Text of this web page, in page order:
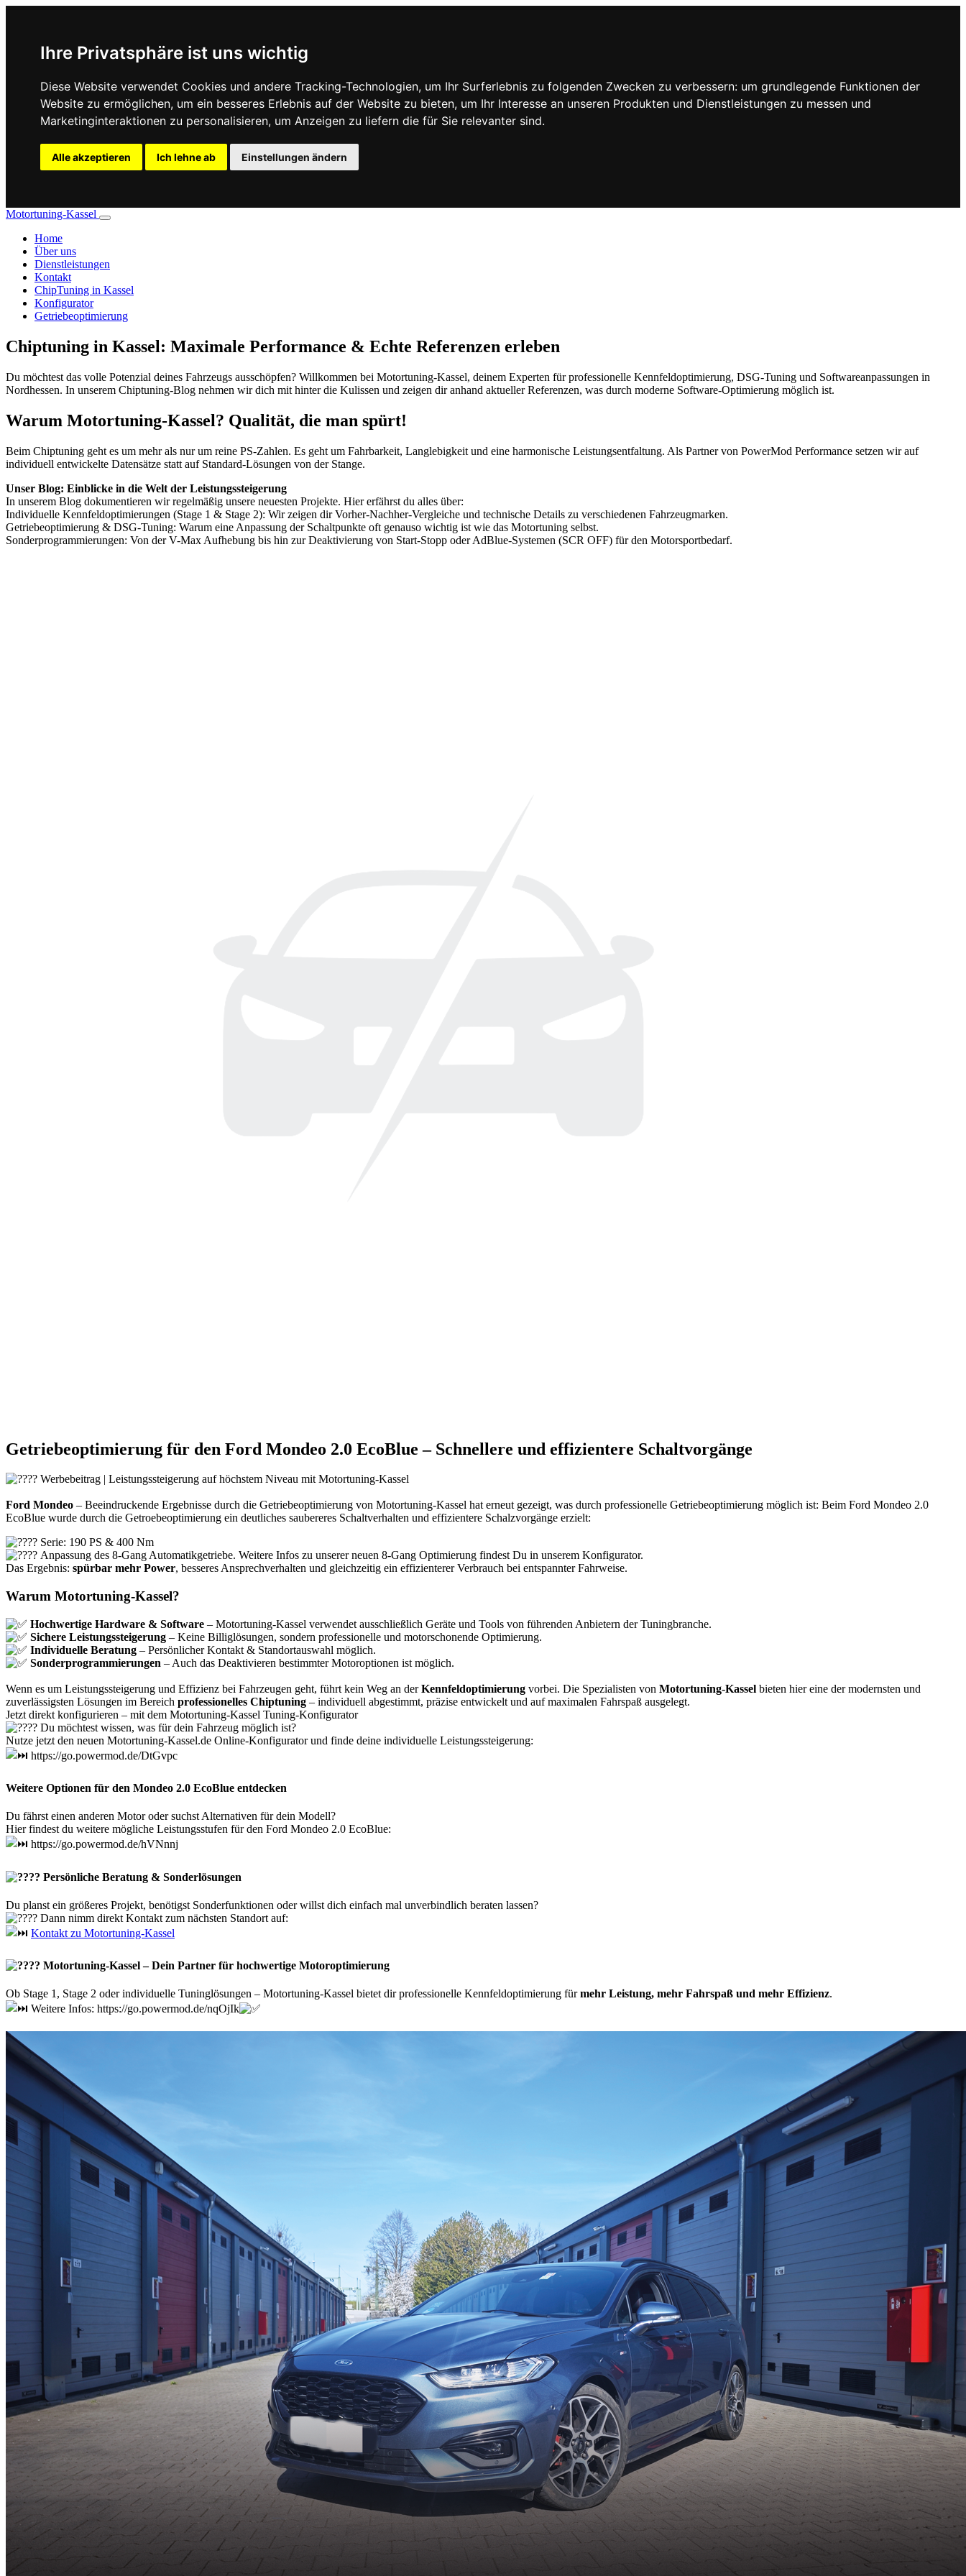
Ihre Privatsphäre ist uns wichtig
Diese Website verwendet Cookies und andere Tracking-Technologien, um Ihr Surferlebnis zu folgenden Zwecken zu verbessern: um grundlegende Funktionen der
Website zu ermöglichen, um ein besseres Erlebnis auf der Website zu bieten, um Ihr Interesse an unseren Produkten und Dienstleistungen zu messen und
Marketinginteraktionen zu personalisieren, um Anzeigen zu liefern die für Sie relevanter sind.
Alle akzeptieren Ich lehne ab Einstellungen ändern
Motortuning-Kassel
Home
Über uns
Dienstleistungen
Kontakt
ChipTuning in Kassel
Konfigurator
Getriebeoptimierung
Chiptuning in Kassel: Maximale Performance & Echte Referenzen erleben
Du möchtest das volle Potenzial deines Fahrzeugs ausschöpfen? Willkommen bei Motortuning-Kassel, deinem Experten für professionelle Kennfeldoptimierung, DSG-Tuning und Softwareanpassungen in
Nordhessen. In unserem Chiptuning-Blog nehmen wir dich mit hinter die Kulissen und zeigen dir anhand aktueller Referenzen, was durch moderne Software-Optimierung möglich ist.
Warum Motortuning-Kassel? Qualität, die man spürt!
Beim Chiptuning geht es um mehr als nur um reine PS-Zahlen. Es geht um Fahrbarkeit, Langlebigkeit und eine harmonische Leistungsentfaltung. Als Partner von PowerMod Performance setzen wir auf
individuell entwickelte Datensätze statt auf Standard-Lösungen von der Stange.
Unser Blog: Einblicke in die Welt der Leistungssteigerung
In unserem Blog dokumentieren wir regelmäßig unsere neuesten Projekte. Hier erfährst du alles über:
Individuelle Kennfeldoptimierungen (Stage 1 & Stage 2): Wir zeigen dir Vorher-Nachher-Vergleiche und technische Details zu verschiedenen Fahrzeugmarken.
Getriebeoptimierung & DSG-Tuning: Warum eine Anpassung der Schaltpunkte oft genauso wichtig ist wie das Motortuning selbst.
Sonderprogrammierungen: Von der V-Max Aufhebung bis hin zur Deaktivierung von Start-Stopp oder AdBlue-Systemen (SCR OFF) für den Motorsportbedarf.
Getriebeoptimierung für den Ford Mondeo 2.0 EcoBlue – Schnellere und effizientere Schaltvorgänge
Werbebeitrag | Leistungssteigerung auf höchstem Niveau mit Motortuning-Kassel
Ford Mondeo – Beeindruckende Ergebnisse durch die Getriebeoptimierung von Motortuning-Kassel hat erneut gezeigt, was durch professionelle Getriebeoptimierung möglich ist: Beim Ford Mondeo 2.0
EcoBlue wurde durch die Getroebeoptimierung ein deutliches saubereres Schaltverhalten und effizientere Schalzvorgänge erzielt:
Serie: 190 PS & 400 Nm
Anpassung des 8-Gang Automatikgetriebe. Weitere Infos zu unserer neuen 8-Gang Optimierung findest Du in unserem Konfigurator.
Das Ergebnis: spürbar mehr Power, besseres Ansprechverhalten und gleichzeitig ein effizienterer Verbrauch bei entspannter Fahrweise.
Warum Motortuning-Kassel?
Hochwertige Hardware & Software – Motortuning-Kassel verwendet ausschließlich Geräte und Tools von führenden Anbietern der Tuningbranche.
Sichere Leistungssteigerung – Keine Billiglösungen, sondern professionelle und motorschonende Optimierung.
Individuelle Beratung – Persönlicher Kontakt & Standortauswahl möglich.
Sonderprogrammierungen – Auch das Deaktivieren bestimmter Motoroptionen ist möglich.
Wenn es um Leistungssteigerung und Effizienz bei Fahrzeugen geht, führt kein Weg an derKennfeldoptimierung vorbei. Die Spezialisten von Motortuning-Kassel bieten hier eine der modernsten und
zuverlässigsten Lösungen im Bereich professionelles Chiptuning – individuell abgestimmt, präzise entwickelt und auf maximalen Fahrspaß ausgelegt.
Jetzt direkt konfigurieren – mit dem Motortuning-Kassel Tuning-Konfigurator
Du möchtest wissen, was für dein Fahrzeug möglich ist?
Nutze jetzt den neuen Motortuning-Kassel.de Online-Konfigurator und finde deine individuelle Leistungssteigerung:
https://go.powermod.de/DtGvpc
Weitere Optionen für den Mondeo 2.0 EcoBlue entdecken
Du fährst einen anderen Motor oder suchst Alternativen für dein Modell?
Hier findest du weitere mögliche Leistungsstufen für den Ford Mondeo 2.0 EcoBlue:
https://go.powermod.de/hVNnnj
Persönliche Beratung & Sonderlösungen
Du planst ein größeres Projekt, benötigst Sonderfunktionen oder willst dich einfach mal unverbindlich beraten lassen?
Dann nimm direkt Kontakt zum nächsten Standort auf:
Kontakt zu Motortuning-Kassel
Motortuning-Kassel – Dein Partner für hochwertige Motoroptimierung
Ob Stage 1, Stage 2 oder individuelle Tuninglösungen – Motortuning-Kassel bietet dir professionelle Kennfeldoptimierung fürmehr Leistung, mehr Fahrspaß und mehr Effizienz.
Weitere Infos: https://go.powermod.de/nqOjIk